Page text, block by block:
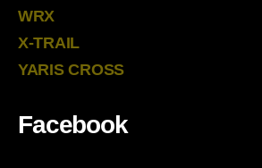
WRX
X-TRAIL
YARIS CROSS
Facebook